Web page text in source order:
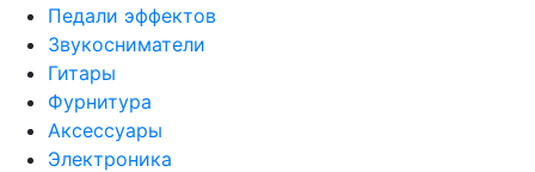
Педали эффектов
Звукосниматели
Гитары
Фурнитура
Аксессуары
Электроника